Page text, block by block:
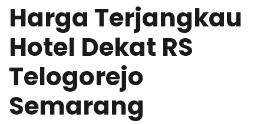
Harga Terjangkau
Hotel Dekat RS
Telogorejo
Semarang